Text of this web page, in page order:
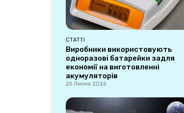
СТАТТІ
Виробники використовують
одноразові батарейки задля
економії на виготовленні
акумуляторів
25 Липня 2026